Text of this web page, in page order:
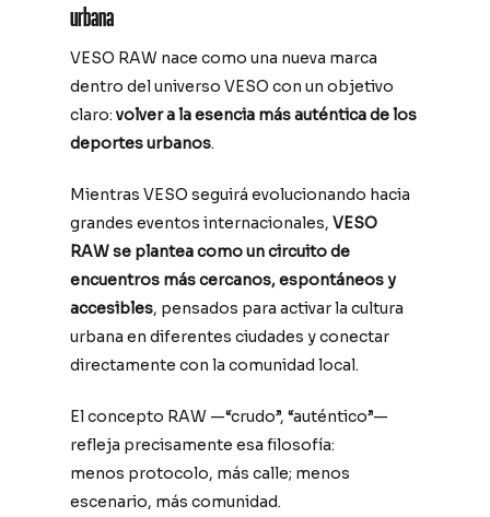
urbana
VESO RAW nace como una nueva marca
dentro del universo VESO con un objetivo
claro:volver a la esencia más auténtica de los
deportes urbanos.
Mientras VESO seguirá evolucionando hacia
grandes eventos internacionales,VESO
RAW se plantea como un circuito de
encuentros más cercanos, espontáneos y
accesibles, pensados para activar la cultura
urbana en diferentes ciudades y conectar
directamente con la comunidad local.
El concepto RAW —“crudo”, “auténtico”—
refleja precisamente esa filosofía:
menos protocolo, más calle; menos
escenario, más comunidad.